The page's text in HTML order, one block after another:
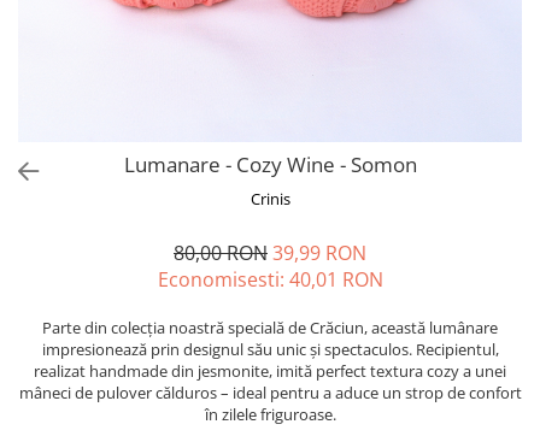
Neon Collection
Tiny but Mighty
White Sensation
Lumanare - Cozy Wine - Somon
Crinis
80,00 RON39,99 RON
Economisesti: 40,01 RON
Parte din colecția noastră specială de Crăciun, această lumânare
impresionează prin designul său unic și spectaculos. Recipientul,
realizat handmade din jesmonite, imită perfect textura cozy a unei
mâneci de pulover călduros – ideal pentru a aduce un strop de confort
în zilele friguroase.